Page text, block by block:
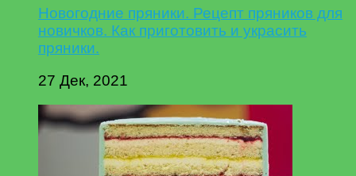
Новогодние пряники. Рецепт пряников для
новичков. Как приготовить и украсить
пряники.
27 Дек, 2021